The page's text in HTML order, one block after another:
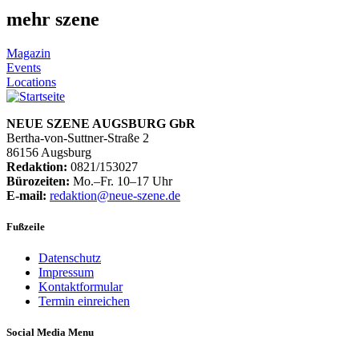
mehr szene
Magazin
Events
Locations
NEUE SZENE AUGSBURG GbR
Bertha-von-Suttner-Straße 2
86156 Augsburg
Redaktion: 0821/153027
Bürozeiten: Mo.–Fr. 10–17 Uhr
E-mail: redaktion@neue-szene.de
Fußzeile
Datenschutz
Impressum
Kontaktformular
Termin einreichen
Social Media Menu